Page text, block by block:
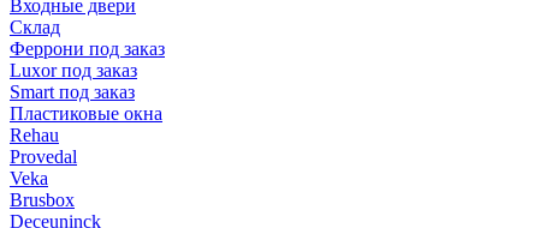
Входные двери
Склад
Феррони под заказ
Luxor под заказ
Smart под заказ
Пластиковые окна
Rehau
Provedal
Veka
Brusbox
Deceuninck